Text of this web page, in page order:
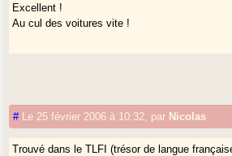
Excellent !
Au cul des voitures vite !
# Le 25 février 2006 à 10:32 par Nicolas
Trouvé dans le TLFI (trésor de langue